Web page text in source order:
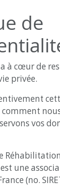
de
a à cœur de
privée.
vos
est une
(no.